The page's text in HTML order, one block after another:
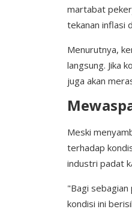
martabat
tekanan inflasi
Menurutnya,
langsung. Jika
juga akan
Meski
terhadap
industri padat
"Bagi sebagian
kondisi ini